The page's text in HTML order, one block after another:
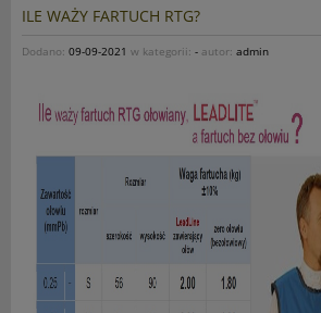
ILE WAŻY FARTUCH RTG?
Dodano: 09-09-2021 w kategorii: - autor: admin